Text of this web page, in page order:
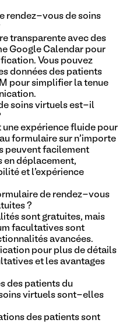
rendez-vous de soins
transparente avec des
Google Calendar pour
Vous pouvez
données des patients
pour simplifier la tenue
soins virtuels est-il
expérience fluide pour
formulaire sur n'importe
peuvent facilement
en déplacement,
et l'expérience
de rendez-vous
?
sont gratuites, mais
facultatives sont
avancées.
pour plus de détails
et les avantages
des patients du
virtuels sont-elles
des patients sont